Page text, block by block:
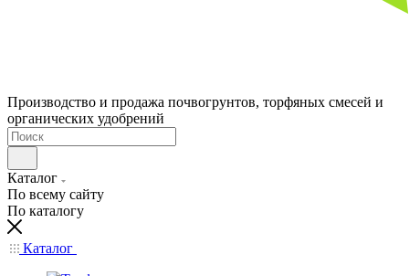
Производство и продажа почвогрунтов, торфяных смесей и
органических удобрений
Каталог
По всему сайту
По каталогу
Каталог